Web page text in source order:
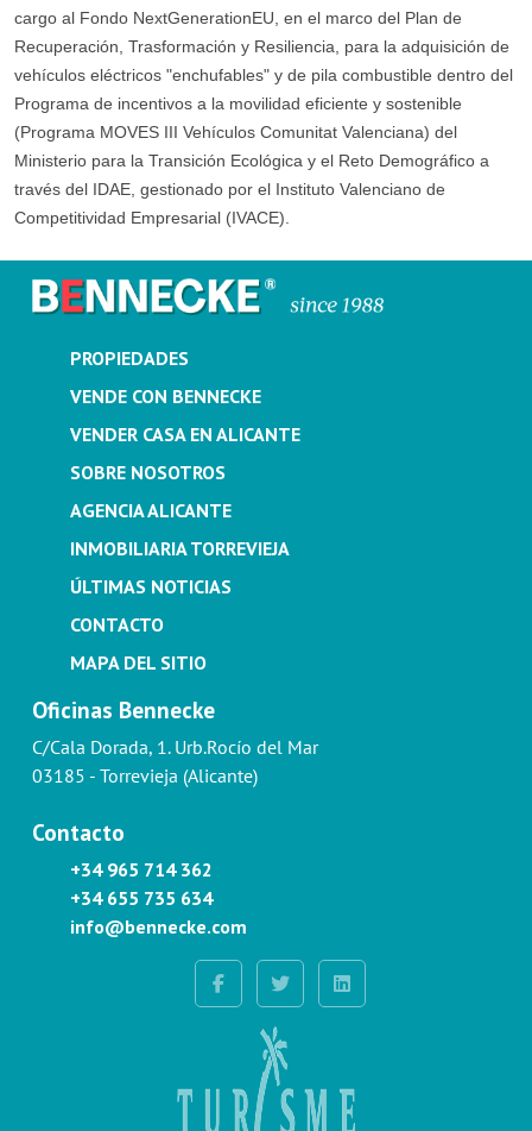
cargo al Fondo NextGenerationEU, en el marco del Plan de
Recuperación, Trasformación y Resiliencia, para la adquisición de
vehículos eléctricos "enchufables" y de pila combustible dentro del
Programa de incentivos a la movilidad eficiente y sostenible
(Programa MOVES III Vehículos Comunitat Valenciana) del
Ministerio para la Transición Ecológica y el Reto Demográfico a
través del IDAE, gestionado por el Instituto Valenciano de
Competitividad Empresarial (IVACE).
PROPIEDADES
VENDE CON BENNECKE
VENDER CASA EN ALICANTE
SOBRE NOSOTROS
AGENCIA ALICANTE
INMOBILIARIA TORREVIEJA
ÚLTIMAS NOTICIAS
CONTACTO
MAPA DEL SITIO
Oficinas Bennecke
C/Cala Dorada, 1. Urb.Rocío del Mar
03185 - Torrevieja (Alicante)
Contacto
+34 965 714 362
+34 655 735 634
info@bennecke.com